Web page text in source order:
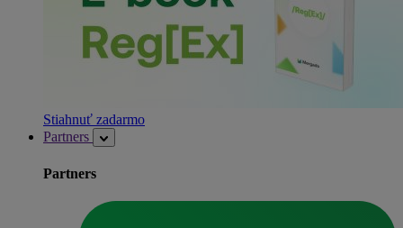
Stiahnuť zadarmo
Partners
Partners